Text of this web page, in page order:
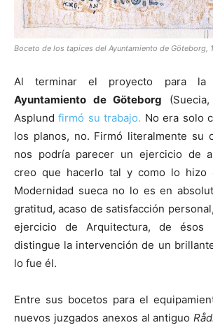
Boceto de los tapices del Ayuntamiento de Göteborg,
Al terminar el proyecto para la
Ayuntamiento de Göteborg
Asplundfirmó su trabajo. No era solo
los planos, no. Firmó literalmente su
nos podría parecer un ejercicio de
creo que hacerlo tal y como lo hizo
Modernidad sueca no lo es en
gratitud, acaso de satisfacción
ejercicio de Arquitectura, de
distingue la intervención de un
lo fue él.
Entre sus bocetos para el
nuevos juzgados anexos al antiguo